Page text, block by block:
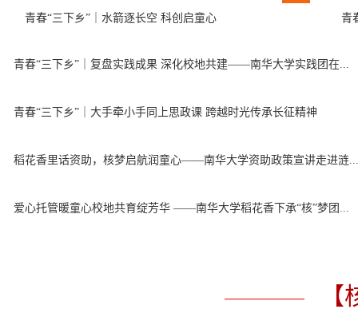
青春“三下乡”｜水箭逐长空 科创启童心 青
青春“三下乡”｜复盘实践成果 深化校地共建——南华大学实践团在...
青春“三下乡”｜大手牵小手同上思政课 跨越时光传承长征精神
稻花香里话资助，核梦启航润童心——南华大学资助政策宣讲走进涟...
爱心托管暖童心校地共育绽芳华 ——南华大学稻花香下承“核”梦团...